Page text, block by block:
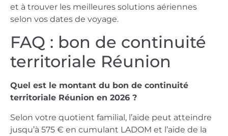
et à trouver les meilleures solutions aériennes
selon vos dates de voyage.
FAQ : bon de continuité
territoriale Réunion
Quel est le montant du bon de continuité
territoriale Réunion en 2026 ?
Selon votre quotient familial, l’aide peut atteindre
jusqu’à 575 € en cumulant LADOM et l’aide de la